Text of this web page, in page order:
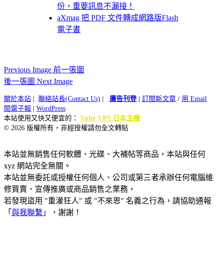
份，重要訊息不漏接！
aXmag 把 PDF 文件轉成網路版Flash
電子書
Previous Image 前一張圖
後一張圖 Next Image
關於本站 聯絡站長(Contact Us) 廣告刊登| 訂閱新文章 / 用 Email
閱電子報
WordPress
本站使用又快又便宜的： Vultr VPS 日本主機
© 2026 版權所有，非經授權請勿全文轉貼
本站並無銷售任何軟體、光碟、大補帖等商品，本站與任何
xyz 網站完全無關。
本站並無委託或授權任何個人、公司或第三者承辦任何電腦維
修買賣、宣傳推廣或商品銷售之業務，
若發現盜用 "重灌狂人" 或 "不來恩" 名義之行為，請協助通報
「 與我聯繫 」，謝謝！